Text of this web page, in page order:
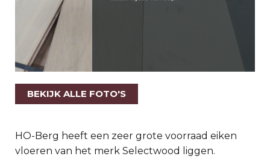
BEKIJK ALLE FOTO'S
HO-Berg heeft een zeer grote voorraad eiken
vloeren van het merk Selectwood liggen.